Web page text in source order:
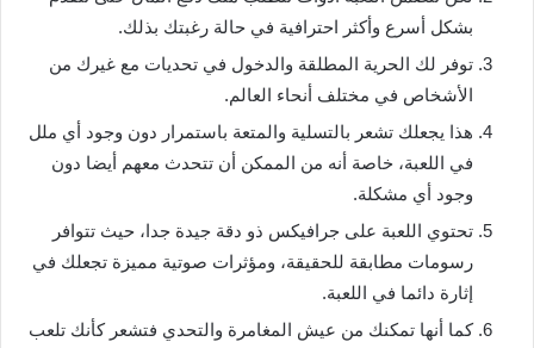
بشكل أسرع وأكثر احترافية في حالة رغبتك بذلك.
توفر لك الحرية المطلقة والدخول في تحديات مع غيرك من
الأشخاص في مختلف أنحاء العالم.
هذا يجعلك تشعر بالتسلية والمتعة باستمرار دون وجود أي ملل
في اللعبة، خاصة أنه من الممكن أن تتحدث معهم أيضا دون
وجود أي مشكلة.
تحتوي اللعبة على جرافيكس ذو دقة جيدة جدا، حيث تتوافر
رسومات مطابقة للحقيقة، ومؤثرات صوتية مميزة تجعلك في
إثارة دائما في اللعبة.
كما أنها تمكنك من عيش المغامرة والتحدي فتشعر كأنك تلعب